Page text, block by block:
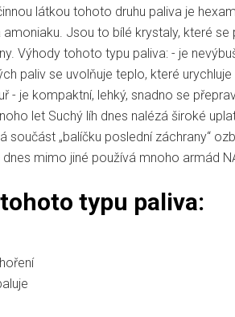
látkou tohoto druhu paliva je
Jsou to bílé krystaly, které
Výhody tohoto typu paliva: - je
paliv se uvolňuje teplo, které
- je kompaktní, lehký, snadno se
let Suchý líh dnes nalézá široké
součást „balíčku poslední záchrany“
mimo jiné používá mnoho armád
typu paliva: